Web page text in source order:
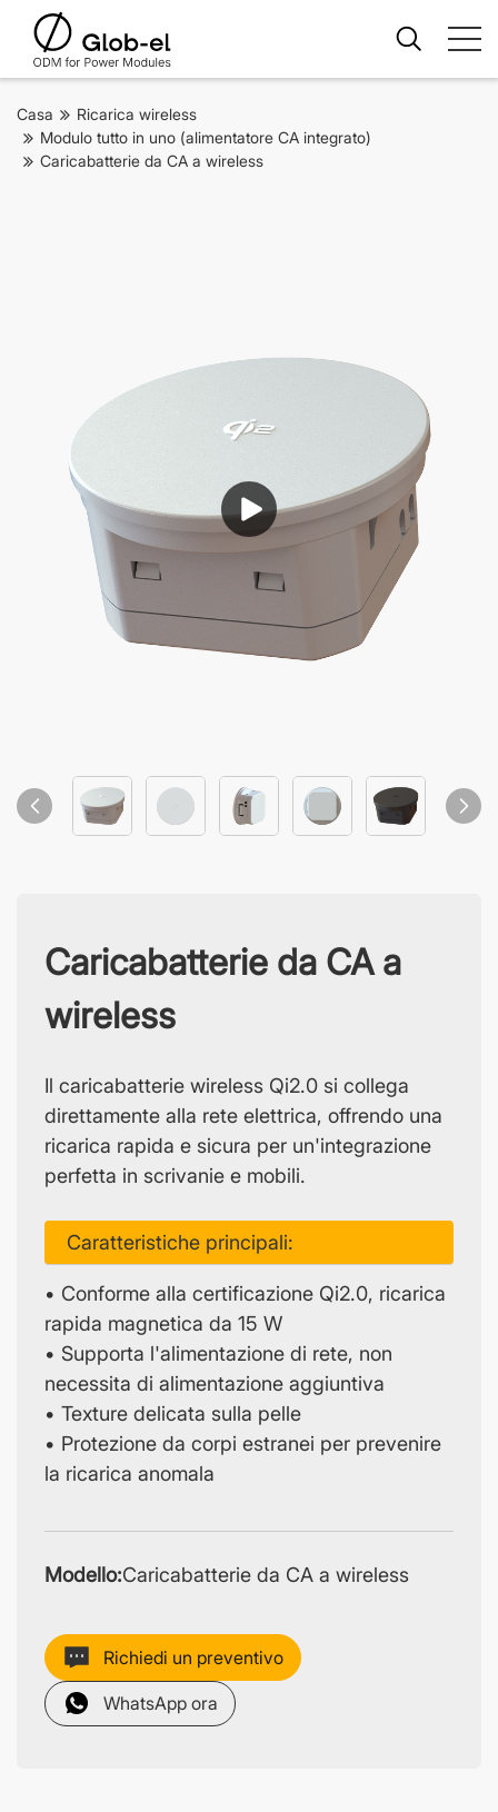
Casa
Ricarica wireless
Modulo tutto in uno (alimentatore CA integrato)
Caricabatterie da CA a wireless
Caricabatterie da CA a
wireless
Il caricabatterie wireless Qi2.0 si collega
direttamente alla rete elettrica, offrendo una
ricarica rapida e sicura per un'integrazione
perfetta in scrivanie e mobili.
Caratteristiche principali:
• Conforme alla certificazione Qi2.0, ricarica
rapida magnetica da 15 W
• Supporta l'alimentazione di rete, non
necessita di alimentazione aggiuntiva
• Texture delicata sulla pelle
• Protezione da corpi estranei per prevenire
la ricarica anomala
Modello:Caricabatterie da CA a wireless
Richiedi un preventivo
WhatsApp ora